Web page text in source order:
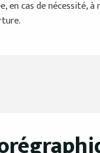
en cas de nécessité,